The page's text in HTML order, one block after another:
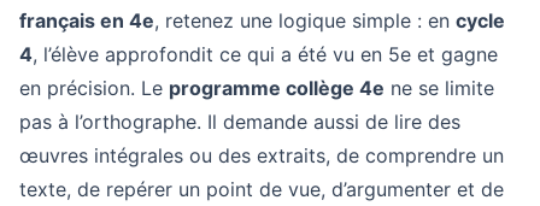
français en 4e, retenez une logique simple : en cycle
4, l’élève approfondit ce qui a été vu en 5e et gagne
en précision. Le programme collège 4e ne se limite
pas à l’orthographe. Il demande aussi de lire des
œuvres intégrales ou des extraits, de comprendre un
texte, de repérer un point de vue, d’argumenter et de